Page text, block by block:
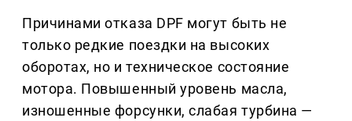
Причинами отказа DPF могут быть не
только редкие поездки на высоких
оборотах, но и техническое состояние
мотора. Повышенный уровень масла,
изношенные форсунки, слабая турбина —